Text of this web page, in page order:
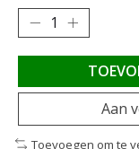
Aan
Toevoegen om te